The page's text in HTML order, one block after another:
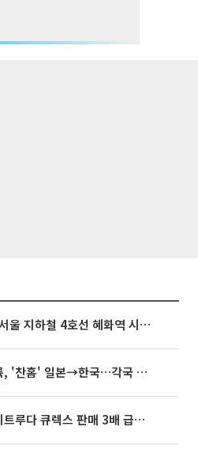
전장연, 오늘(10일) 서울 지하철 4호선 혜화역 시위…1호선 용산역 무정차
태풍 '돌핀' 중국 상륙, '찬홈' 일본→한국…각국 기상청 예상 경로는?
대신證 “알테오젠, 키트루다 큐렉스 판매 3배 급증…목표가 41만원 상향”